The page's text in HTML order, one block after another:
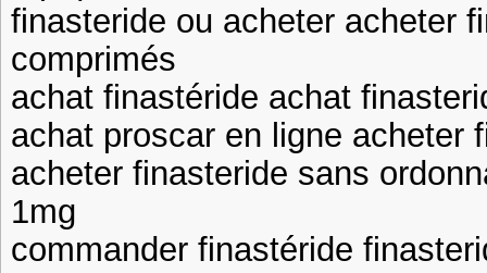
finasteride ou acheter acheter
comprimés
achat finastéride achat
achat proscar en ligne acheter
acheter finasteride sans
1mg
commander finastéride